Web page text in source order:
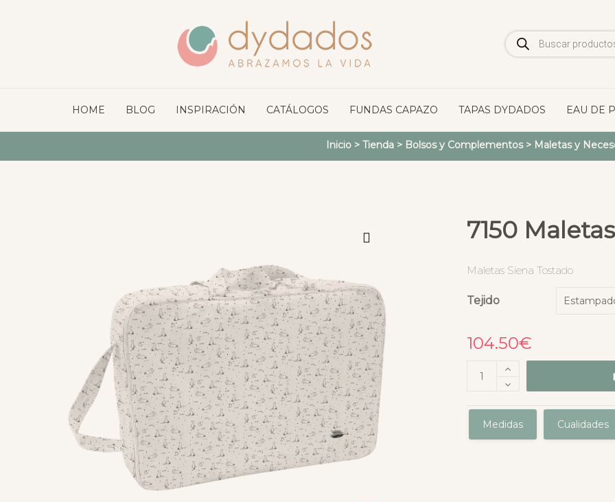
de
productos
HOME BLOG INSPIRACIÓN CATÁLOGOS FUNDAS CAPAZO TAPAS DYDADOS EAU DE
Inicio> Tienda> Bolsos y Complementos> Maletas y
7150
Maletas Siena Tostado
Tejido
104.50€
Medidas Cualidades